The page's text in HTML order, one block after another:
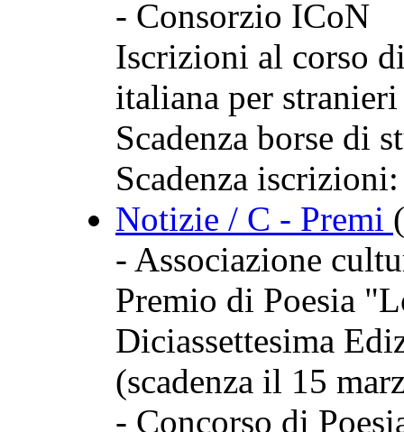
- Consorzio ICoN
Iscrizioni al corso
italiana per
Scadenza borse di
Scadenza
Notizie / C - Premi
- Associazione
Premio di Poesia
Diciassettesima
(scadenza il 15
- Concorso di